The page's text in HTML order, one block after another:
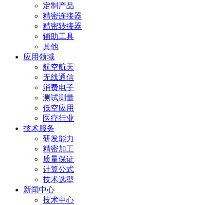
定制产品
精密连接器
精密转接器
辅助工具
其他
应用领域
航空航天
无线通信
消费电子
测试测量
低空应用
医疗行业
技术服务
研发能力
精密加工
质量保证
计算公式
技术选型
新闻中心
技术中心